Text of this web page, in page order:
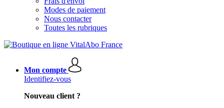
Modes de paiement
Nous contacter
Toutes les rubriques
Mon compte
Identifiez-vous
Nouveau client ?